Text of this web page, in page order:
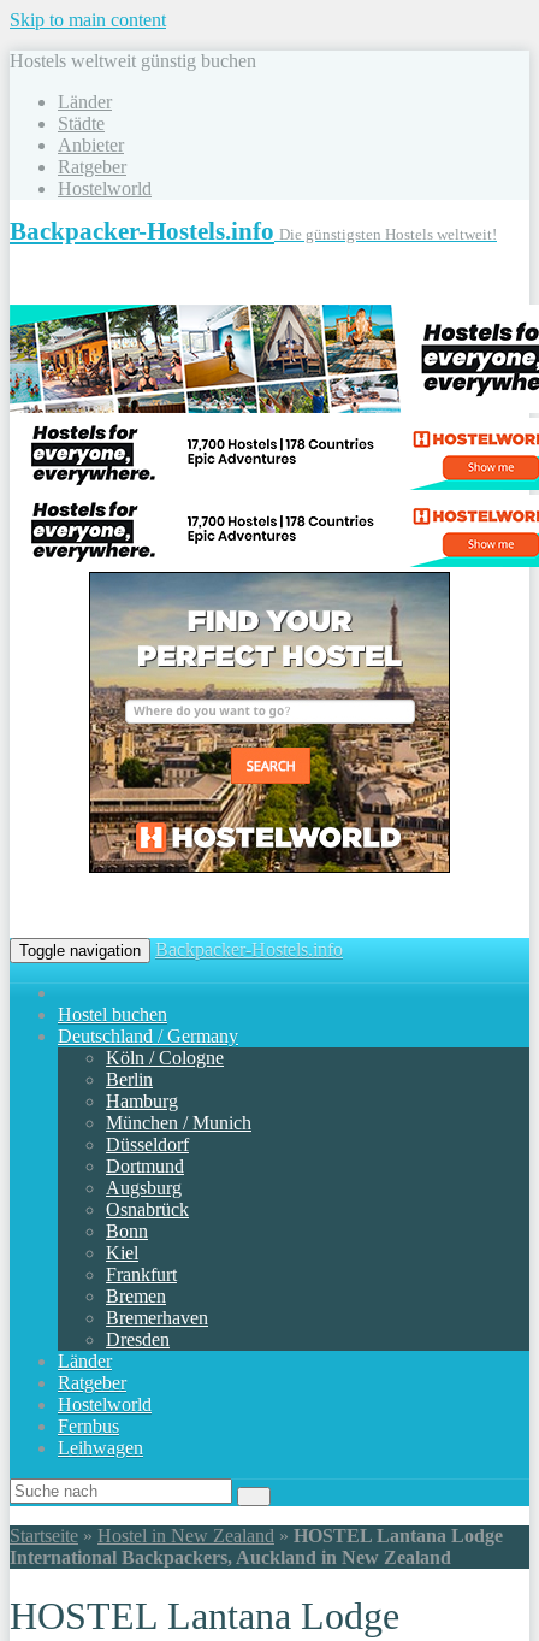
Skip to main content
Hostels weltweit günstig buchen
Länder
Städte
Anbieter
Ratgeber
Hostelworld
Backpacker-Hostels.info Die günstigsten Hostels weltweit!
Toggle navigation Backpacker-Hostels.info
Hostel buchen
Deutschland / Germany
Köln / Cologne
Berlin
Hamburg
München / Munich
Düsseldorf
Dortmund
Augsburg
Osnabrück
Bonn
Kiel
Frankfurt
Bremen
Bremerhaven
Dresden
Länder
Ratgeber
Hostelworld
Fernbus
Leihwagen
Startseite » Hostel in New Zealand » HOSTEL Lantana Lodge
International Backpackers, Auckland in New Zealand
HOSTEL Lantana Lodge